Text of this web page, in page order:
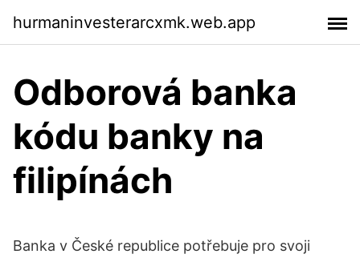
hurmaninvesterarcxmk.web.app
Odborová banka
kódu banky na
filipínách
Banka v České republice potřebuje pro svoji